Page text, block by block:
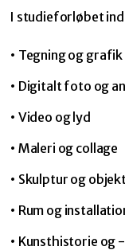
I studieforløbet
• Tegning og grafik
• Digitalt foto og
• Video og lyd
• Maleri og collage
• Skulptur og objekt
• Rum og
• Kunsthistorie og